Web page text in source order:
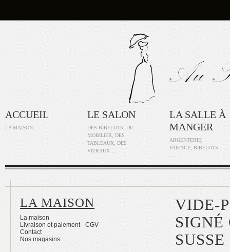
ACCUEIL
LA MAISON
LE SALON
DES BIBELOTS, DU
MOBILIER, DES
TABLEAUX, DES
VITRAUX ...
LA SALLE À
MANGER
ARGENTERIE,
FAÏENCE, BIBELOTS
LA MAISON
La maison
Livraison et paiement - CGV
Contact
Nos magasins
VIDE-